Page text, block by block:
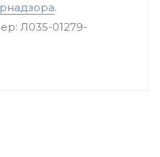
.
Л035-01279-